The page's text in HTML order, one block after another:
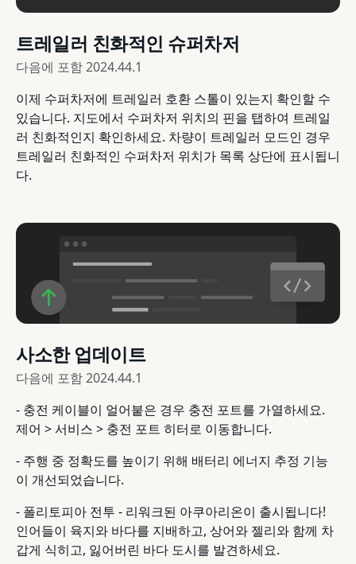
트레일러 친화적인 슈퍼차저
다음에 포함2024.44.1
이제 수퍼차저에 트레일러 호환 스톨이 있는지 확인할 수
있습니다. 지도에서 수퍼차저 위치의 핀을 탭하여 트레일
러 친화적인지 확인하세요. 차량이 트레일러 모드인 경우
트레일러 친화적인 수퍼차저 위치가 목록 상단에 표시됩니
다.
사소한 업데이트
다음에 포함2024.44.1
- 충전 케이블이 얼어붙은 경우 충전 포트를 가열하세요.
제어 > 서비스 > 충전 포트 히터로 이동합니다.
- 주행 중 정확도를 높이기 위해 배터리 에너지 추정 기능
이 개선되었습니다.
- 폴리토피아 전투 - 리워크된 아쿠아리온이 출시됩니다!
인어들이 육지와 바다를 지배하고, 상어와 젤리와 함께 차
갑게 식히고, 잃어버린 바다 도시를 발견하세요.